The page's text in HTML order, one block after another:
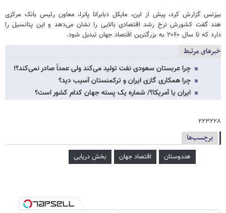
بیزنس گزارش کرد، پیش از این، مایکل دبابراتا پاترا، معاون رئیس بانک مرکزی
هند گفت کشورش نرخ رشد اقتصادی بالایی را نشان می‌دهد و این پتانسیل را
دارد که تا سال ۲۰۶۰ به بزرگترین اقتصاد جهان تبدیل شود.
خبرهای مرتبط
چرا عربستان سعودی نفت تولید می‌کند ولی عمداً صادر نمی‌کند؟!
چرا همکاری گازی ایران و ترکمنستان آسیب دید؟
ایران یا آمریکا؟/ شماره یک پسته جهان کدام کشور است؟
۲۲۳۲۲۸
برچسب‌ها
هندوستان اقتصاد جهان بخش دریایی